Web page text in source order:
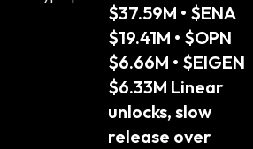
$37.59M • $ENA
$19.41M • $OPN
$6.66M • $EIGEN
$6.33M Linear
unlocks, slow
release over